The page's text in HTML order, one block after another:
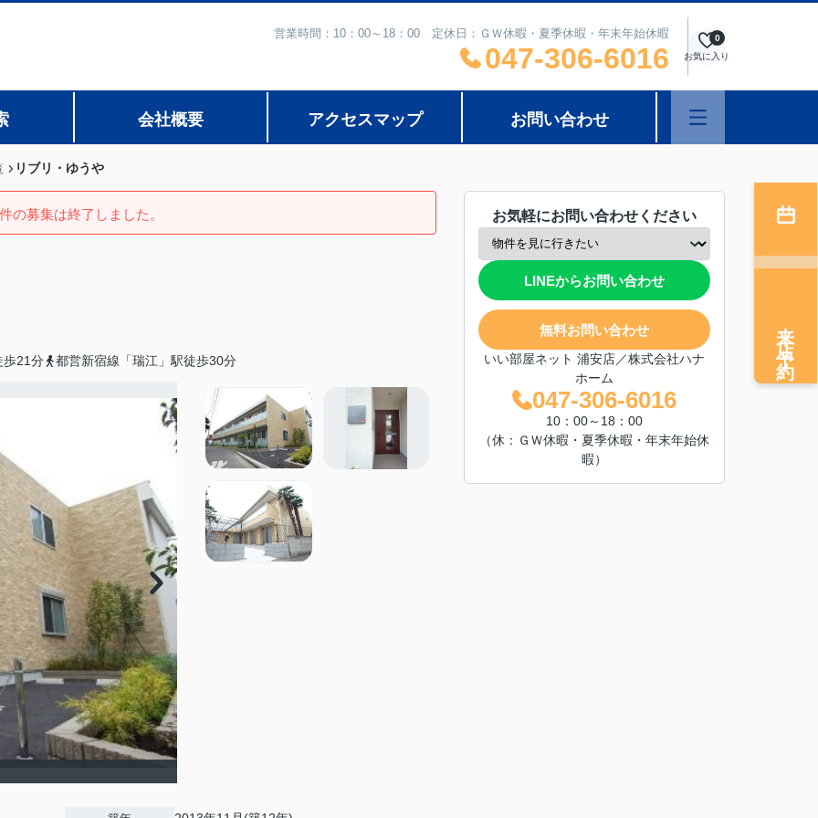
営業時間：10：00～18：00 定休日：ＧＷ休暇・夏季休暇・年末年始休暇
047-306-6016 お気に入り
0
会社概要 アクセスマップ お問い合わせ
リブリ・ゆうや
の募集は終了しました。
歩21分 都営新宿線「瑞江」駅徒歩30分
お気軽にお問い合わせください
LINEからお問い合わせ
無料お問い合わせ
いい部屋ネット 浦安店／株式会社ハナ
ホーム
047-306-6016
10：00～18：00
（休：ＧＷ休暇・夏季休暇・年末年始休
暇）
来店予約